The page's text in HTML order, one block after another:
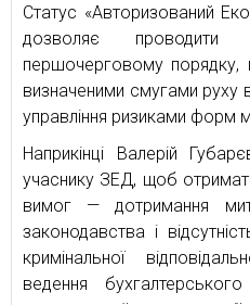
Статус «Авторизований
дозволяє
першочерговому порядку,
визначеними смугами руху
управління ризиками форм
Наприкінці Валерій
учаснику ЗЕД, щоб
вимог — дотримання
законодавства і
кримінальної
ведення